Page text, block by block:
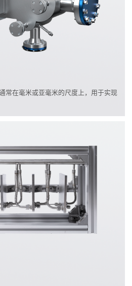
常在毫米或亚毫米的尺度上，用于实现